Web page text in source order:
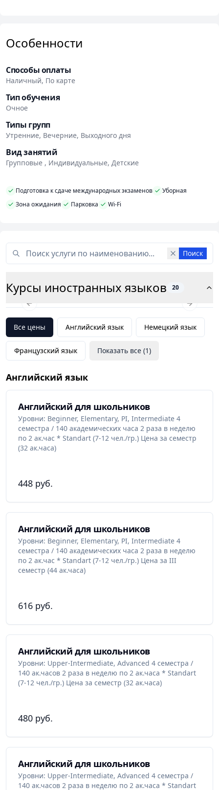
а также русский как иностранный.
возраста.
Самым юным студентам
школе раннего развития
двух лет! Значительное число наших студентов –
школьники, которые не только изучают европейские
языки, но и готовятся к тому, чтобы успешно пройти
централизованное тестирование.
подготовленные из них готовятся сдавать
международные экзамены разных форматов – IELTS,
обучаться в зарубежных вузах.
Особенности
Способы оплаты
Наличный, По карте
Тип обучения
Очное
Типы групп
Утренние, Вечерние, Выходного дня
Вид занятий
Групповые , Индивидуальные, Детские
Подготовка к сдаче международных экзаменов
Уборная
Зона ожидания
Парковка Wi-Fi
Поиск
Курсы иностранных языков 20
Previous slide Next
Все цены Английский язык Немецкий язык
Французский язык Показать все (1)
Английский язык
Английский для школьников
Уровни: Beginner, Elementary, PI, Intermediate 4
семестра / 140 академических часа 2 раза в неделю
по 2 ак.час * Standart (7-12 чел./гр.) Цена за семестр
(32 ак.часа)
448 руб.
Английский для школьников
Уровни: Beginner, Elementary, PI, Intermediate 4
семестра / 140 академических часа 2 раза в неделю
по 2 ак.час * Standart (7-12 чел./гр.) Цена за III
семестр (44 ак.часа)
616 руб.
Английский для школьников
Уровни: Upper-Intermediate, Advanced 4 семестра /
140 ак.часов 2 раза в неделю по 2 ак.часа * Standart
(7-12 чел./гр.) Цена за семестр (32 ак.часа)
480 руб.
Английский для школьников
Уровни: Upper-Intermediate, Advanced 4 семестра /
140 ак.часов 2 раза в неделю по 2 ак.часа * Standart